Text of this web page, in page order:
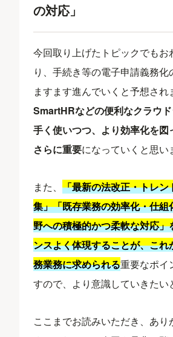
の対応」
今回取り上げたトピックでもお
り、手続き等の電子申請義務化
ますます進んでいくと予想され
SmartHRなどの便利なクラウ
手く使いつつ、より効率化を図
さらに重要になっていくと思い
また、「最新の法改正・トレン
集」「既存業務の効率化・仕組
野への積極的かつ柔軟な対応」
ンスよく体現することが、これ
務業務に求められる重要なポイ
すので、より意識していきたい
ここまでお読みいただき、あり